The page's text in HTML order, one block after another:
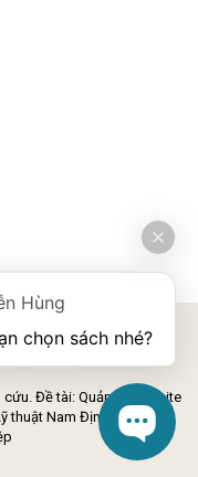
Đề tài: Quản lý Website
thuật Nam Định
Hùng
chọn sách nhé?